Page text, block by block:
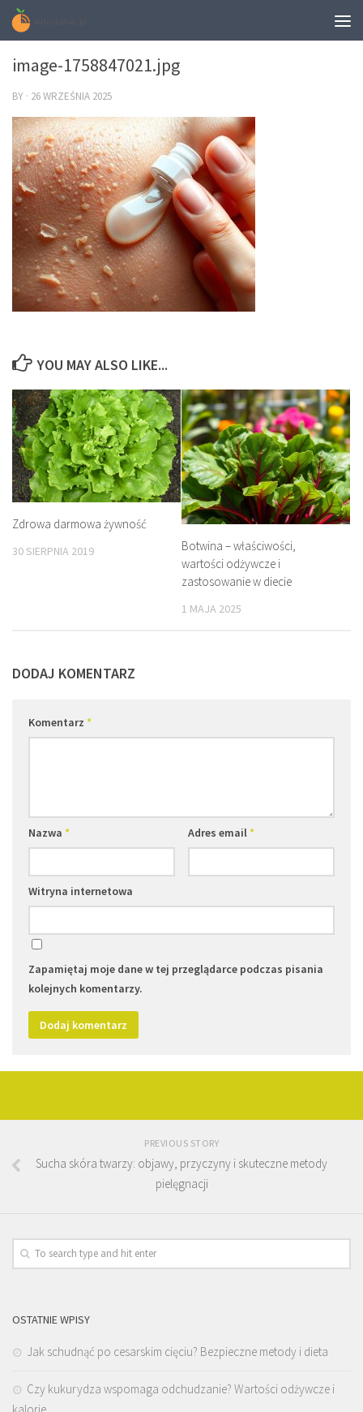
0
image-1758847021.jpg
BY · 26 WRZEŚNIA 2025
YOU MAY ALSO LIKE...
Zdrowa darmowa żywność
30 SIERPNIA 2019
Botwina – właściwości,
wartości odżywcze i
zastosowanie w diecie
1 MAJA 2025
DODAJ KOMENTARZ
Komentarz *
Nazwa * Adres email*
Witryna internetowa
Zapamiętaj moje dane w tej przeglądarce podczas pisania
kolejnych komentarzy.
PREVIOUS STORY
Sucha skóra twarzy: objawy, przyczyny i skuteczne metody
pielęgnacji
OSTATNIE WPISY
Jak schudnąć po cesarskim cięciu? Bezpieczne metody i dieta
Czy kukurydza wspomaga odchudzanie? Wartości odżywcze i